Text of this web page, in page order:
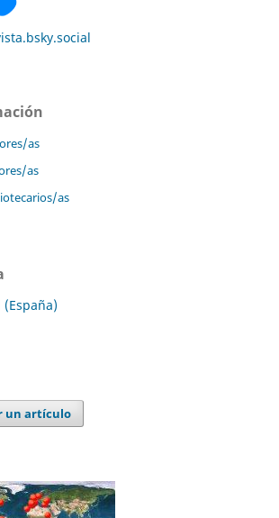
as
as
as
(España)
un artículo